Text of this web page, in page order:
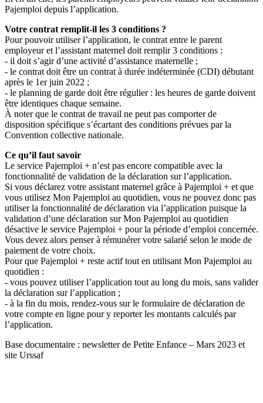
Pajemploi depuis l’application.
Votre contrat remplit-il les 3 conditions ?
Pour pouvoir utiliser l’application, le contrat entre le parent
employeur et l’assistant maternel doit remplir 3 conditions :
- il doit s’agir d’une activité d’assistance maternelle ;
- le contrat doit être un contrat à durée indéterminée (CDI) débutant
après le 1er juin 2022 ;
- le planning de garde doit être régulier : les heures de garde doivent
être identiques chaque semaine.
À noter que le contrat de travail ne peut pas comporter de
disposition spécifique s’écartant des conditions prévues par la
Convention collective nationale.
Ce qu’il faut savoir
Le service Pajemploi + n’est pas encore compatible avec la
fonctionnalité de validation de la déclaration sur l’application.
Si vous déclarez votre assistant maternel grâce à Pajemploi + et que
vous utilisez Mon Pajemploi au quotidien, vous ne pouvez donc pas
utiliser la fonctionnalité de déclaration via l’application puisque la
validation d’une déclaration sur Mon Pajemploi au quotidien
désactive le service Pajemploi + pour la période d’emploi concernée.
Vous devez alors penser à rémunérer votre salarié selon le mode de
paiement de votre choix.
Pour que Pajemploi + reste actif tout en utilisant Mon Pajemploi au
quotidien :
- vous pouvez utiliser l’application tout au long du mois, sans valider
la déclaration sur l’application ;
- à la fin du mois, rendez-vous sur le formulaire de déclaration de
votre compte en ligne pour y reporter les montants calculés par
l’application.
Base documentaire : newsletter de Petite Enfance – Mars 2023 et
site Urssaf